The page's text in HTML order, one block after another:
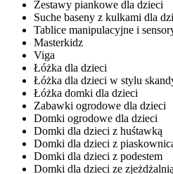
Zestawy piankowe dla dzieci
Suche baseny z kulkami dla
Tablice manipulacyjne i
Masterkidz
Viga
Łóżka dla dzieci
Łóżka dla dzieci w stylu
Łóżka domki dla dzieci
Zabawki ogrodowe dla dzieci
Domki ogrodowe dla dzieci
Domki dla dzieci z huśtawką
Domki dla dzieci z
Domki dla dzieci z podestem
Domki dla dzieci ze zjeżdżalnią